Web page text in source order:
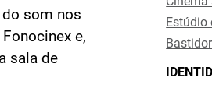
som nos
e,
sala de
Estúdio